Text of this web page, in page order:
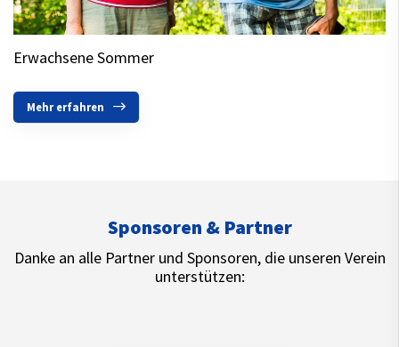
Erwachsene Sommer
Mehr erfahren
Sponsoren & Partner
Danke an alle Partner und Sponsoren, die unseren Verein
unterstützen: